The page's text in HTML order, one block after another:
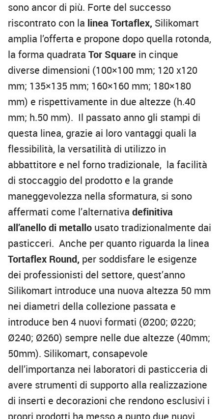
sono ancor di più. Forte del successo
riscontrato con la linea Tortaflex, Silikomart
amplia l’offerta e propone dopo quella rotonda,
la forma quadrata Tor Square in cinque
diverse dimensioni (100×100 mm; 120 x120
mm; 135×135 mm; 160×160 mm; 180×180
mm) e rispettivamente in due altezze (h.40
mm; h.50 mm). Il passato anno gli stampi di
questa linea, grazie ai loro vantaggi quali la
flessibilità, la versatilità di utilizzo in
abbattitore e nel forno tradizionale, la facilità
di stoccaggio del prodotto e la grande
maneggevolezza nella sformatura, si sono
affermati come l’alternativa definitiva
all’anello di metallo usato tradizionalmente dai
pasticceri. Anche per quanto riguarda la linea
Tortaflex Round, per soddisfare le esigenze
dei professionisti del settore, quest’anno
Silikomart introduce una nuova altezza 50 mm
nei diametri della collezione passata e
introduce ben 4 nuovi formati (Ø200; Ø220;
Ø240; Ø260) sempre nelle due altezze (40mm;
50mm). Silikomart, consapevole
dell’importanza nei laboratori di pasticceria di
avere strumenti di supporto alla realizzazione
di inserti e decorazioni che rendono esclusivi i